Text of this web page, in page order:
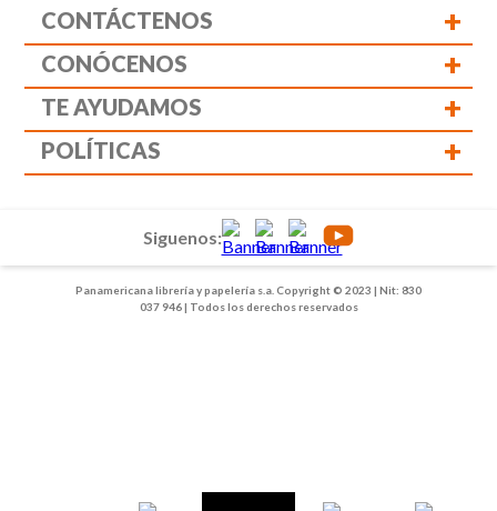
CONTÁCTENOS +
CONÓCENOS +
TE AYUDAMOS +
POLÍTICAS +
Panamericana librería y papelería s.a. Copyright © 2023 | Nit: 830
037 946 | Todos los derechos reservados
Siguenos: